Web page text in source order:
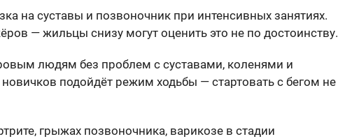
на суставы и позвоночник при интенсивных занятиях.
— жильцы снизу могут оценить это не по достоинству.
людям без проблем с суставами, коленями и
подойдёт режим ходьбы — стартовать с бегом не
грыжах позвоночника, варикозе в стадии